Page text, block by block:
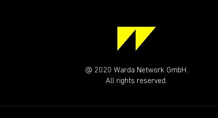
@ 2020 Warda Network GmbH.
All rights reserved.